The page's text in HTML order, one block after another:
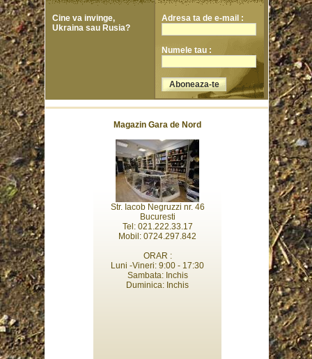
Cine va invinge,
Ukraina sau Rusia?
Adresa ta de e-mail :
Numele tau :
Magazin Gara de Nord
Str. Iacob Negruzzi nr. 46
Bucuresti
Tel: 021.222.33.17
Mobil: 0724.297.842
ORAR :
Luni -Vineri: 9:00 - 17:30
Sambata: Inchis
Duminica: Inchis